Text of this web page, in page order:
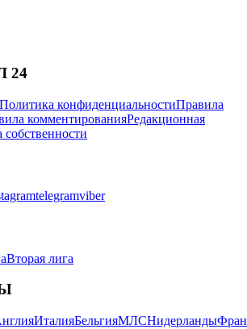
24
Политика конфиденциальностиПравила
комментированияРедакционная
собственности
telegramviber
Вторая лига
ИталияБельгияМЛСНидерланды